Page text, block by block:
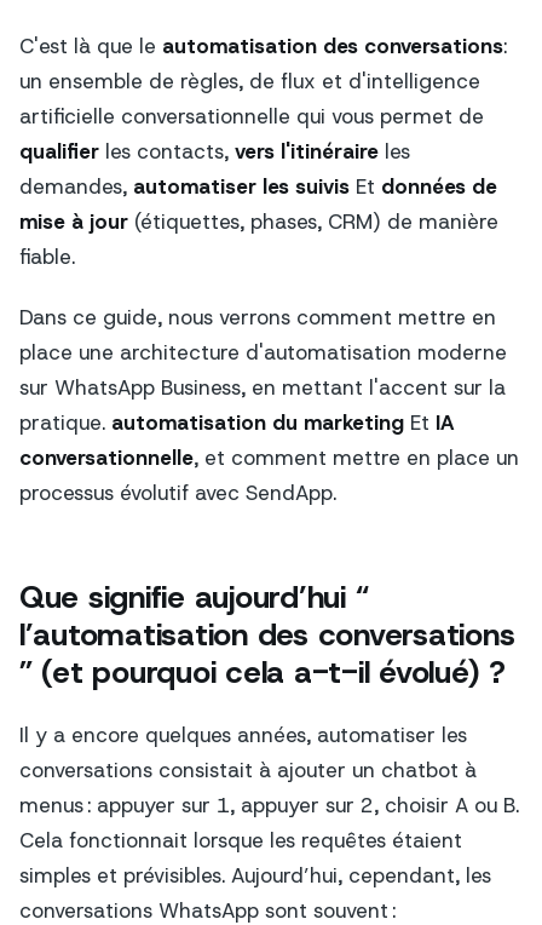
C'est là que le automatisation des conversations:
un ensemble de règles, de flux et d'intelligence
artificielle conversationnelle qui vous permet de
qualifier les contacts, vers l'itinéraire les
demandes, automatiser les suivis Et données de
mise à jour (étiquettes, phases, CRM) de manière
fiable.
Dans ce guide, nous verrons comment mettre en
place une architecture d'automatisation moderne
sur WhatsApp Business, en mettant l'accent sur la
pratique. automatisation du marketing Et IA
conversationnelle, et comment mettre en place un
processus évolutif avec SendApp.
Que signifie aujourd’hui “
l’automatisation des conversations
” (et pourquoi cela a-t-il évolué) ?
Il y a encore quelques années, automatiser les
conversations consistait à ajouter un chatbot à
menus : appuyer sur 1, appuyer sur 2, choisir A ou B.
Cela fonctionnait lorsque les requêtes étaient
simples et prévisibles. Aujourd’hui, cependant, les
conversations WhatsApp sont souvent :